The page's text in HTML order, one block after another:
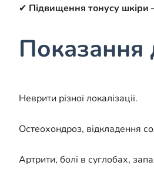
✔ Підвищення тонусу шкіри
Показання
Неврити різної локалізації.
Остеохондроз, відкладення
Артрити, болі в суглобах,